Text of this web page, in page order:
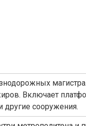
Включает
другие сооружения.